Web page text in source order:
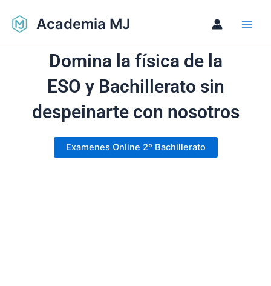
contenido
Academia MJ
Domina la física de la
ESO y Bachillerato sin
despeinarte con nosotros
Examenes Online 2º Bachillerato